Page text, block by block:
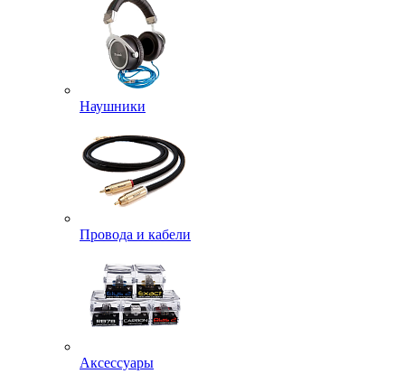
Наушники
Провода и кабели
Аксессуары